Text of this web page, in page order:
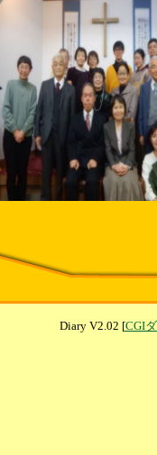
Diary V2.02 [CGI